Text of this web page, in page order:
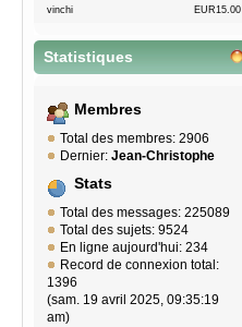
vinchi
EUR15.00
Statistiques
Membres
Total des membres: 2906
Dernier: Jean-Christophe
Stats
Total des messages: 225089
Total des sujets: 9524
En ligne aujourd'hui: 234
Record de connexion total:
1396
(sam. 19 avril 2025, 09:35:19
am)